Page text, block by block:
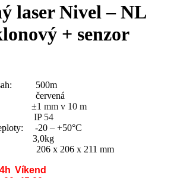
laser Nivel – NL
+ senzor
500m
červená
±1 mm v 10 m
IP 54
-20 – +50°C
3,0kg
206 x 206 x 211 mm
Víkend